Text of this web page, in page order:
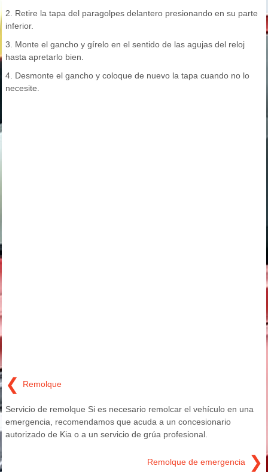
2. Retire la tapa del paragolpes delantero presionando en su parte
inferior.
3. Monte el gancho y gírelo en el sentido de las agujas del reloj
hasta apretarlo bien.
4. Desmonte el gancho y coloque de nuevo la tapa cuando no lo
necesite.
❮ Remolque
Servicio de remolque Si es necesario remolcar el vehículo en una
emergencia, recomendamos que acuda a un concesionario
autorizado de Kia o a un servicio de grúa profesional.
Remolque de emergencia ❯